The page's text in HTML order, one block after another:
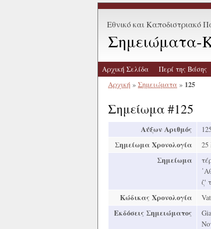
Εθνικό και Καποδιστριακό
Σημειώματα-
Αρχική Σελίδα Περί της Βάσης
Αρχική » Σημειώματα » 125
Σημείωμα #125
Αύξων Αριθμός
Σημείωμα Χρονολογία 25
Σημείωμα
ζ'
Κώδικας Χρονολογία
Εκδόσεις Σημειώματος